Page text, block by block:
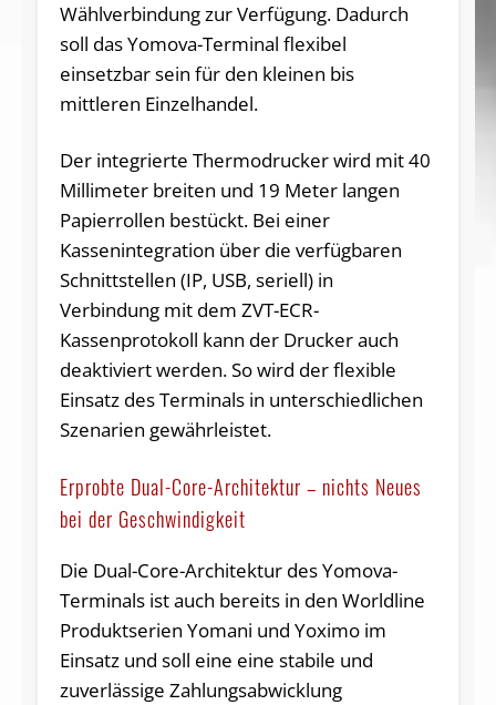
Wählverbindung zur Verfügung. Dadurch
soll das Yomova-Terminal flexibel
einsetzbar sein für den kleinen bis
mittleren Einzelhandel.
Der integrierte Thermodrucker wird mit 40
Millimeter breiten und 19 Meter langen
Papierrollen bestückt. Bei einer
Kassenintegration über die verfügbaren
Schnittstellen (IP, USB, seriell) in
Verbindung mit dem ZVT-ECR-
Kassenprotokoll kann der Drucker auch
deaktiviert werden. So wird der flexible
Einsatz des Terminals in unterschiedlichen
Szenarien gewährleistet.
Erprobte Dual-Core-Architektur – nichts Neues
bei der Geschwindigkeit
Die Dual-Core-Architektur des Yomova-
Terminals ist auch bereits in den Worldline
Produktserien Yomani und Yoximo im
Einsatz und soll eine eine stabile und
zuverlässige Zahlungsabwicklung